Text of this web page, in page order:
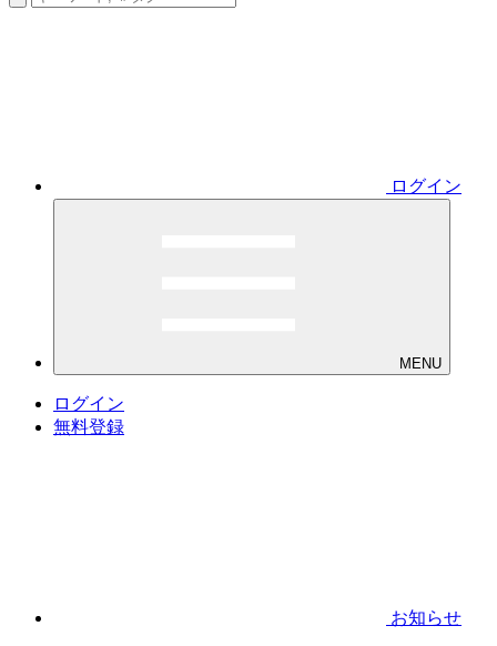
ログイン
MENU
ログイン
無料登録
お知らせ